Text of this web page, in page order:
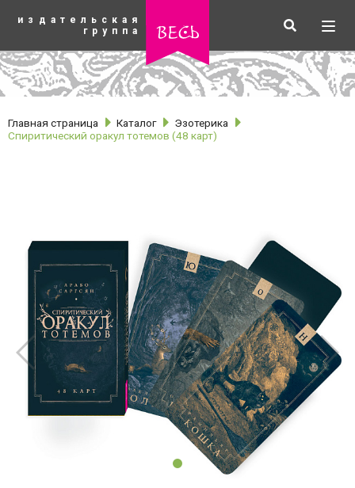
основному
издательская
группа
весь Искать
рубрики
Главная страница Каталог
Эзотерика
Спиритический оракул тотемов (48 карт)